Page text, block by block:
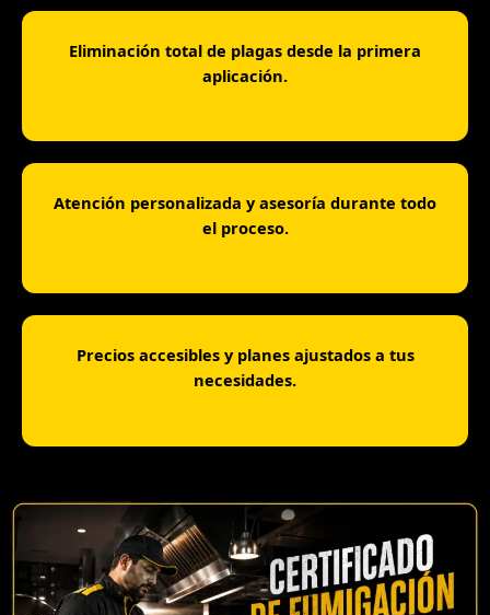
Eliminación total de plagas desde la primera
aplicación.
Atención personalizada y asesoría durante todo
el proceso.
Precios accesibles y planes ajustados a tus
necesidades.